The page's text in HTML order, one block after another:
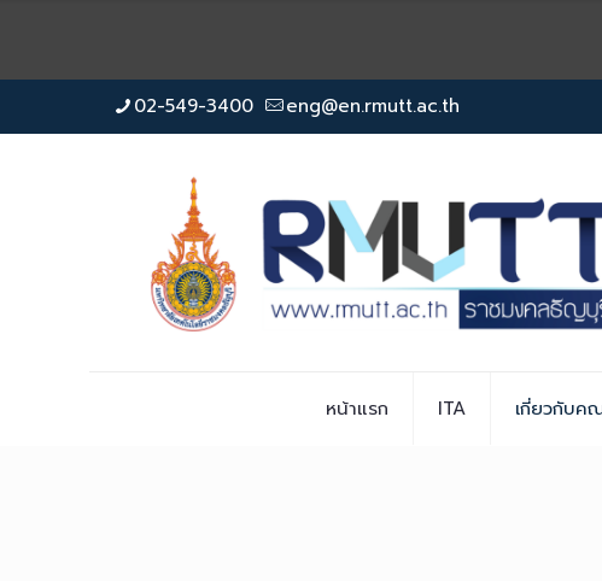
02-549-3400 eng@en.rmutt.ac.th
หน้าแรก ITA เกี่ยวกับค